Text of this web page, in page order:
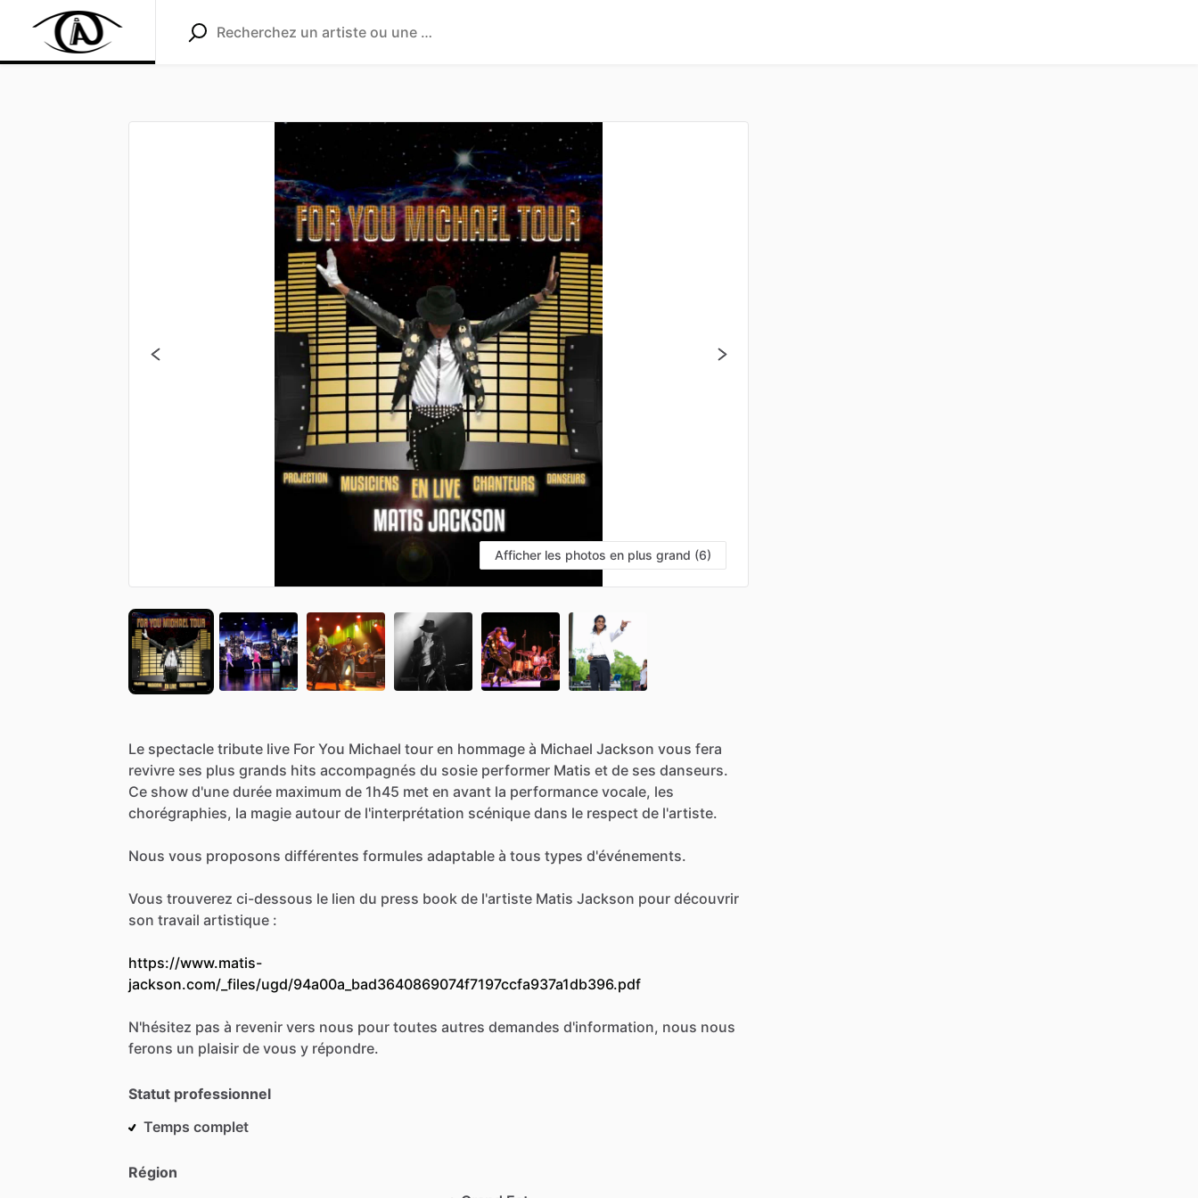
Afficher les photos en plus grand (6)
Le spectacle tribute live For You Michael tour en hommage à Michael Jackson vous fera
revivre ses plus grands hits accompagnés du sosie performer Matis et de ses danseurs.
Ce show d'une durée maximum de 1h45 met en avant la performance vocale, les
chorégraphies, la magie autour de l'interprétation scénique dans le respect de l'artiste.
Nous vous proposons différentes formules adaptable à tous types d'événements.
Vous trouverez ci-dessous le lien du press book de l'artiste Matis Jackson pour découvrir
son travail artistique :
https://www.matis-
jackson.com/_files/ugd/94a00a_bad3640869074f7197ccfa937a1db396.pdf
N'hésitez pas à revenir vers nous pour toutes autres demandes d'information, nous nous
ferons un plaisir de vous y répondre.
Statut professionnel
Temps complet
Région